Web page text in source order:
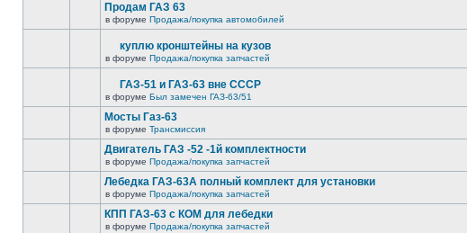
Продам ГАЗ 63
в форуме Продажа/покупка автомобилей
куплю кронштейны на кузов
в форуме Продажа/покупка запчастей
ГАЗ-51 и ГАЗ-63 вне СССР
в форуме Был замечен ГАЗ-63/51
Мосты Газ-63
в форуме Трансмиссия
Двигатель ГАЗ -52 -1й комплектности
в форуме Продажа/покупка запчастей
Лебедка ГАЗ-63А полный комплект для установки
в форуме Продажа/покупка запчастей
КПП ГАЗ-63 с КОМ для лебедки
в форуме Продажа/покупка запчастей